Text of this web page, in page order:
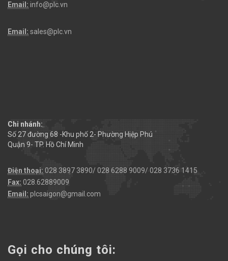
Email: info@plc.vn
Email: sales@plc.vn
Chi nhánh:
Số 27 đường 68 -Khu phố 2- Phường Hiệp Phú
Quận 9- TP. Hồ Chí Minh
Điện thoại: 028 3897 3890/ 028 6288 9009/ 028 3736 1415
Fax: 028.62889009
Email: plcsaigon@gmail.com
Gọi cho chúng tôi: